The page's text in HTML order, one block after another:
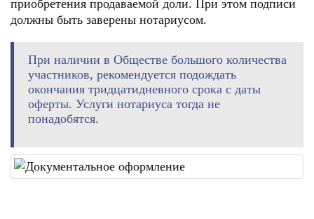
приобретения продаваемой доли. При этом подписи
должны быть заверены нотариусом.
При наличии в Обществе большого количества
участников, рекомендуется подождать
окончания тридцатидневного срока с даты
оферты. Услуги нотариуса тогда не
понадобятся.